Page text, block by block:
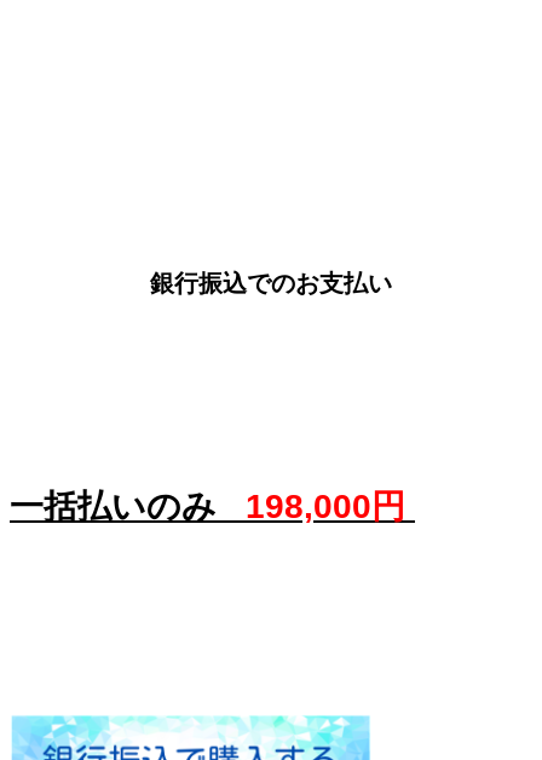
銀行振込でのお支払い
一括払いのみ 198,000円